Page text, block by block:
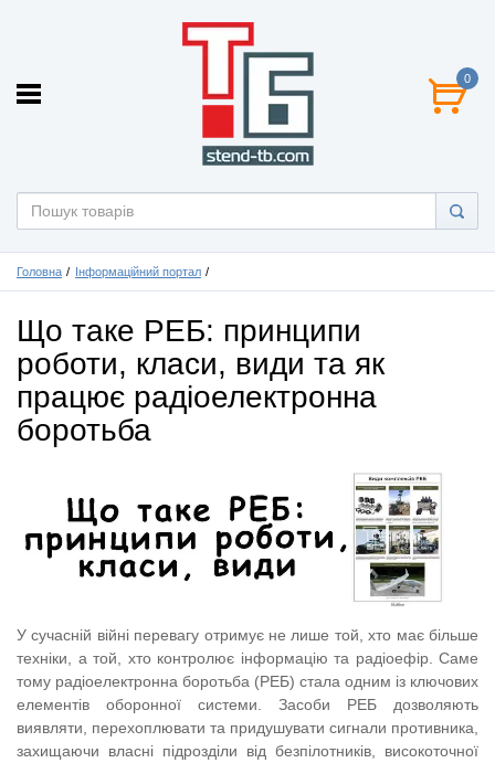
0
Головна Інформаційний портал
Що таке РЕБ: принципи
роботи, класи, види та як
працює радіоелектронна
боротьба
У сучасній війні перевагу отримує не лише той, хто має більше
техніки, а той, хто контролює інформацію та радіоефір. Саме
тому радіоелектронна боротьба (РЕБ) стала одним із ключових
елементів оборонної системи. Засоби РЕБ дозволяють
виявляти, перехоплювати та придушувати сигнали противника,
захищаючи власні підрозділи від безпілотників, високоточної